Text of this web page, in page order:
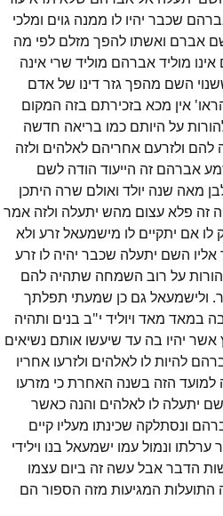
שכבר יהיו לו ממנה גוים ומלכי
אברם ואשתו להפך מזלם לפי מה
מוליד אברהם מוליד שרי אינה
השם מהפך גזר דינו של אדם
אין מכא בזכירתם בזה המקום
על היותם כמו בריאה חדשה
להם ולזרעם אחריהם לאלהים ולזה
אברהם זה הייעוד הודה לשם
מאה שנה יולד ואולם שרה היתכן
זה פלא עצום מהש יתעלה ולזה אמר
אם יתקיים לו מישמעאל זרע ולא
אליו השם יתעלה שכבר יהיה לו זרע
על רוב השמחה שתהיה להם
ולישמעאל גם כן שמעתי תפלתך
במאד מאד ויוליד י"ב בנים ותהיה
יהיו בה עד שיעשו אותם נשיאים
להיות לו לאלהים ולזרעו אחריו
הזה בשנה האחרת כי מזרעו
יתעלה לו לאלהים והנה כאשר
ונסתלקה שכינתו מעליו קיים
ונמול עמו ישמעאל בנו וילידי
הדבר אבל עשה זה ביום עצמו
המגיעות מזה הספור הם